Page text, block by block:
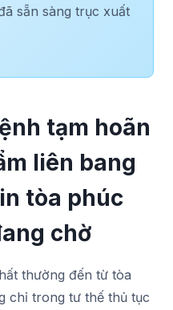
sẵn sàng trục xuất
tạm hoãn
liên bang
tòa phúc
chờ
thường đến từ tòa
chỉ trong tư thế thủ tục